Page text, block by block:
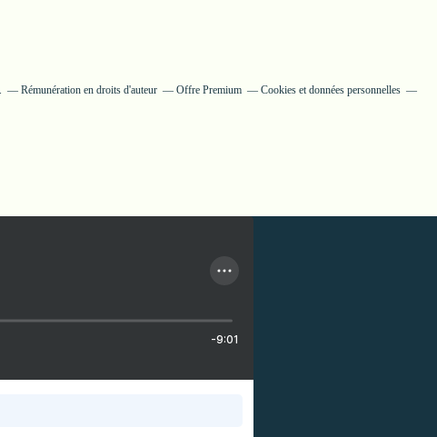
Rémunération en droits d'auteur Offre Premium
Cookies et données personnelles
-9:01